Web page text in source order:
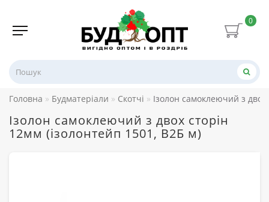
0
Головна Будматеріали Скотчі Ізолон самоклеючий з
Ізолон самоклеючий з двох сторін
12мм (ізолонтейп 1501, В2Б м)